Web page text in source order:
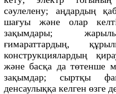
сәулелену; аңдардың
шағуы және олар
зақымдары;
ғимараттардың,
конструкциялардың
және басқа да төтенше
зақымдар; сыртқы
денсаулыққа келген өзге